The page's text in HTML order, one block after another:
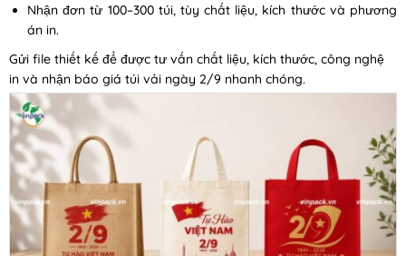
Nhận đơn từ 100–300 túi, tùy chất liệu, kích thước và phương
án in.
Gửi file thiết kế để được tư vấn chất liệu, kích thước, công nghệ
in và nhận báo giá túi vải ngày 2/9 nhanh chóng.